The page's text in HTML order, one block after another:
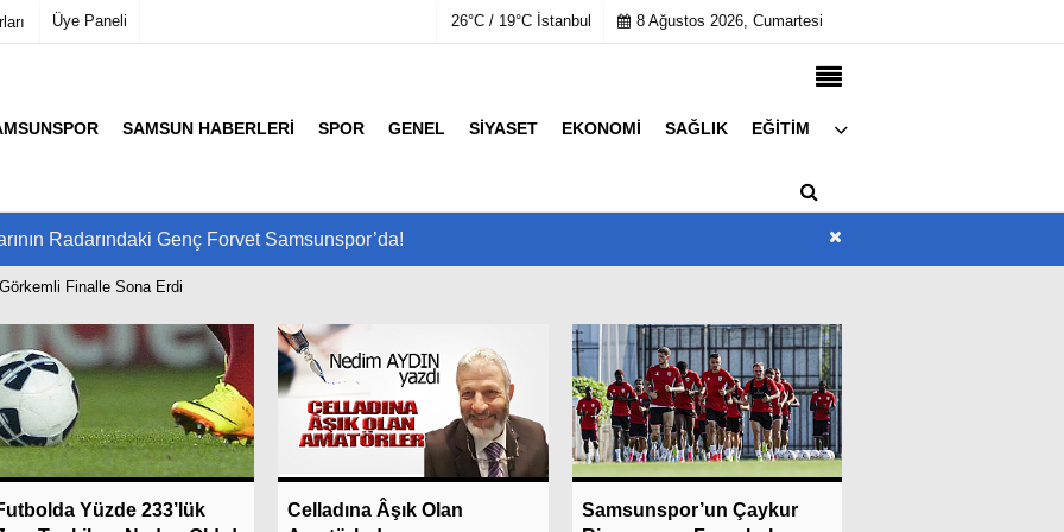
Üye Paneli 26°C / 19°C İstanbul 8 Ağustos 2026, Cumartesi
SAMSUN HABERLERI SPOR GENEL SIYASET EKONOMI SAĞLIK EĞITIM
Radarındaki Genç Forvet Samsunspor’da!
Finalle Sona Erdi
Son Dakika
Yüzde 233’lük
Son Dakika
Celladına Âşık Olan
Son Dakika
Samsunspor’un Çaykur